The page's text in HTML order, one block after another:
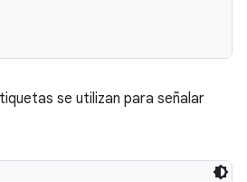
se utilizan para señalar